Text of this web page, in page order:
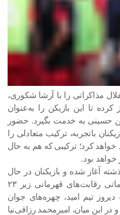
مذاکراتی را با آرشا شکوری،
تا این بازیکن را به‌عنوان
به خدمت بگیرد. حضور
باتجربه، ترکیب متعادلی را
کرد؛ ترکیبی که هم به حال
بود.
آغاز شده و بازیکنان در حال
آماده‌سازی برای مرحله مقدماتی رقابت‌های قهرمانی زیر ۲۳
تیم امید، چهره‌های جوان
این میان، امیرمحمد رزاقی‌نیا